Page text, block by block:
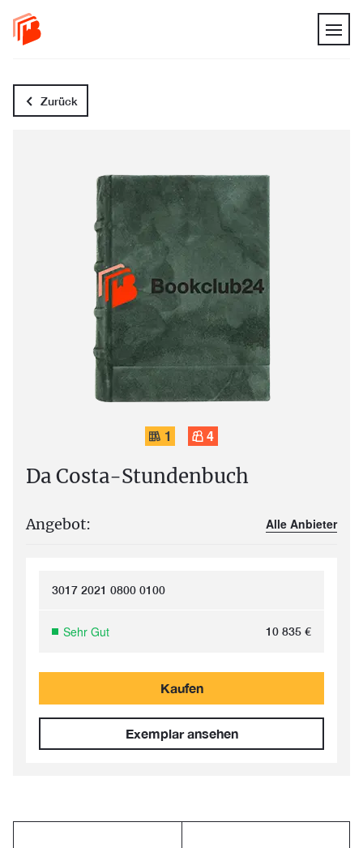
Zurück
1 4
Da Costa-Stundenbuch
Angebot: Alle Anbieter
3017 2021 0800 0100
Sehr Gut 10 835 €
Kaufen
Exemplar ansehen